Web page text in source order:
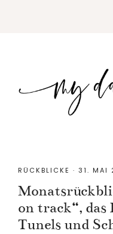
RÜCKBLICKE · 31. MAI
on track“, das
Tunels und